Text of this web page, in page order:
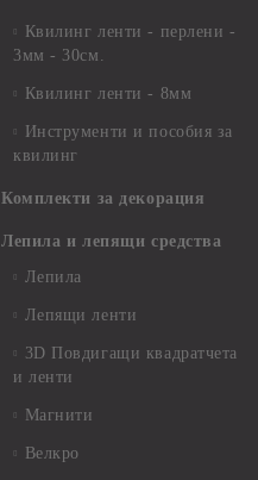
Квилинг ленти - перлени -
3мм - 30см.
Квилинг ленти - 8мм
Инструменти и пособия за
квилинг
Комплекти за декорация
Лепила и лепящи средства
Лепила
Лепящи ленти
3D Повдигащи квадратчета
и ленти
Магнити
Велкро